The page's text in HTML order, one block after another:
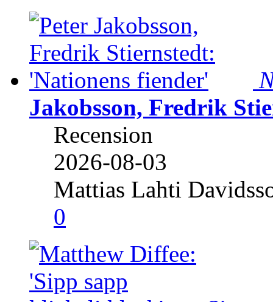
Jakobsson, Fredrik
Recension
2026-08-03
Mattias Lahti
0